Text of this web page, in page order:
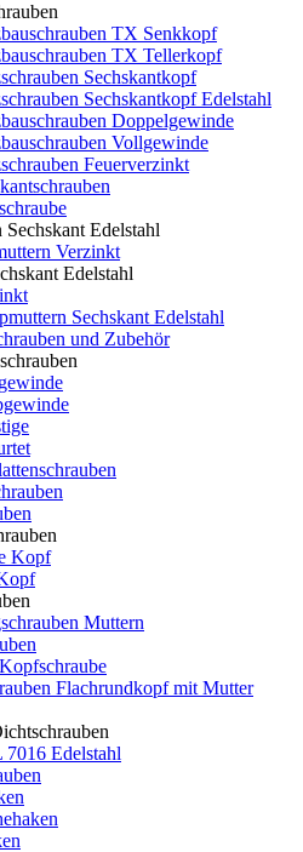
TX Senkkopf
TX Tellerkopf
Sechskantkopf
Sechskantkopf Edelstahl
Doppelgewinde
Vollgewinde
Feuerverzinkt
Edelstahl
Verzinkt
Edelstahl
Sechskant Edelstahl
und Zubehör
Kopf
Muttern
Flachrundkopf mit Mutter
Edelstahl